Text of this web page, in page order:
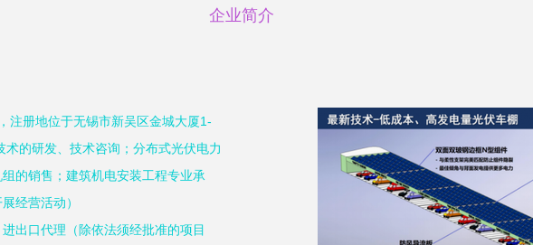
企业简介
注册地位于无锡市新吴区金城大厦1-
的研发、技术咨询；分布式光伏电力
的销售；建筑机电安装工程专业承
经营活动）
出口代理（除依法须经批准的项目